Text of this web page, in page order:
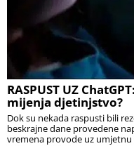
RASPUST UZ
mijenja djetinjstvo?
Dok su nekada raspusti bili
beskrajne dane provedene
vremena provode uz umjetnu